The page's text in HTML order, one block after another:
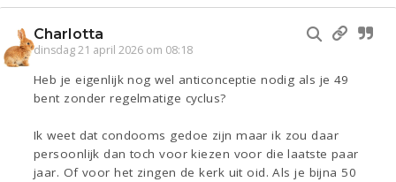
Charlotta
dinsdag 21 april 2026 om 08:18
Heb je eigenlijk nog wel anticonceptie nodig als je 49
bent zonder regelmatige cyclus?
Ik weet dat condooms gedoe zijn maar ik zou daar
persoonlijk dan toch voor kiezen voor die laatste paar
jaar. Of voor het zingen de kerk uit oid. Als je bijna 50